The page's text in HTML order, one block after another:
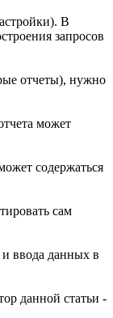
В
запросов
отчеты), нужно
может
содержаться
сам
и ввода данных в
данной статьи -